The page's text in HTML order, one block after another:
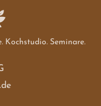
Kochstudio. Seminare.